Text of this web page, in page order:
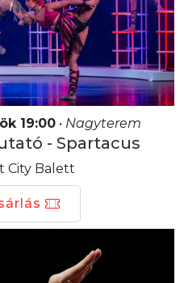
19:00• Nagyterem
- Spartacus
City Balett